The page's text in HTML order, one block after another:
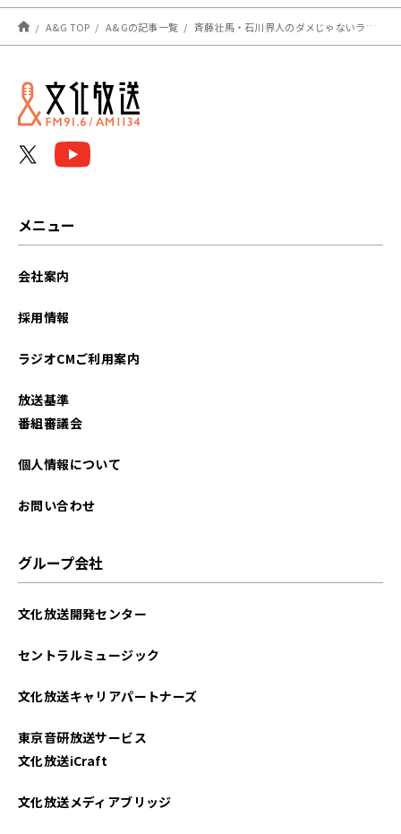
A&G TOP A&Gの記事一覧 斉藤壮馬・石川界人のダメじゃないラジオ #207 放送後記
メニュー
会社案内
採用情報
ラジオCMご利用案内
放送基準
番組審議会
個人情報について
お問い合わせ
グループ会社
文化放送開発センター
セントラルミュージック
文化放送キャリアパートナーズ
東京音研放送サービス
文化放送iCraft
文化放送メディアブリッジ